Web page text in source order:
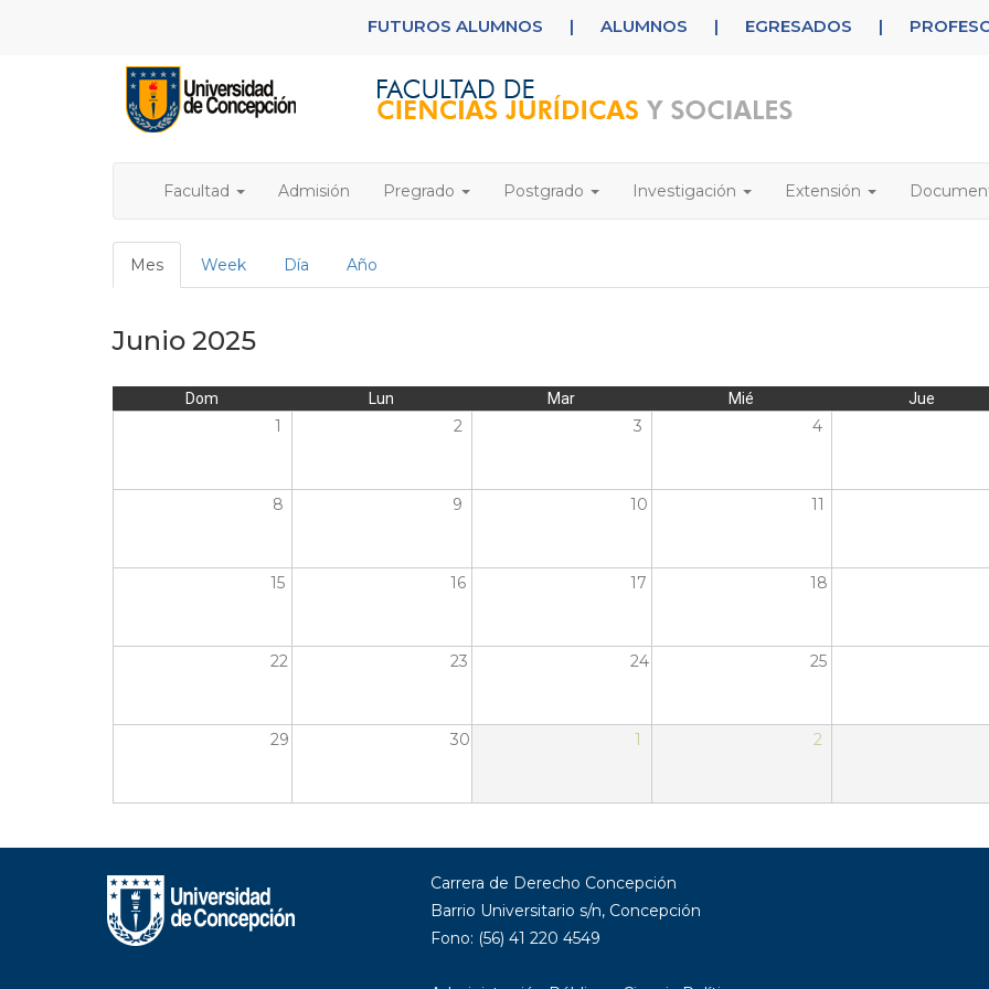
FUTUROS ALUMNOS | ALUMNOS | EGRESADOS |
Facultad Admisión Pregrado Postgrado Investigación Extensión
Solapas
principales
Mes (solapa
activa)
Week Día Año
Junio 2025
Dom Lun Mar Mié Jue
1 2 3 4
8 9 10 11
15 16 17 18
22 23 24 25
29 30 1 2
Carrera de Derecho Concepción
Barrio Universitario s/n, Concepción
Fono: (56) 41 220 4549